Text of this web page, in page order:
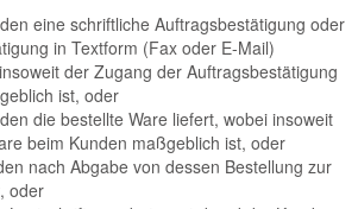
eine schriftliche Auftragsbestätigung oder
in Textform (Fax oder E-Mail)
der Zugang der Auftragsbestätigung
ist, oder
die bestellte Ware liefert, wobei insoweit
beim Kunden maßgeblich ist, oder
nach Abgabe von dessen Bestellung zur
oder